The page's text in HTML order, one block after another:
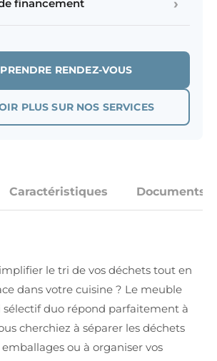
financement ›
PRENDRE RENDEZ-VOUS
PLUS SUR NOS SERVICES
Caractéristiques Documents
le tri de vos déchets tout en
dans votre cuisine ? Le meuble
sélectif duo répond parfaitement à
cherchiez à séparer les déchets
ou à organiser vos